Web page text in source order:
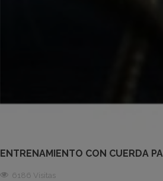
ENTRENAMIENTO CON CUERDA
6186 Visitas